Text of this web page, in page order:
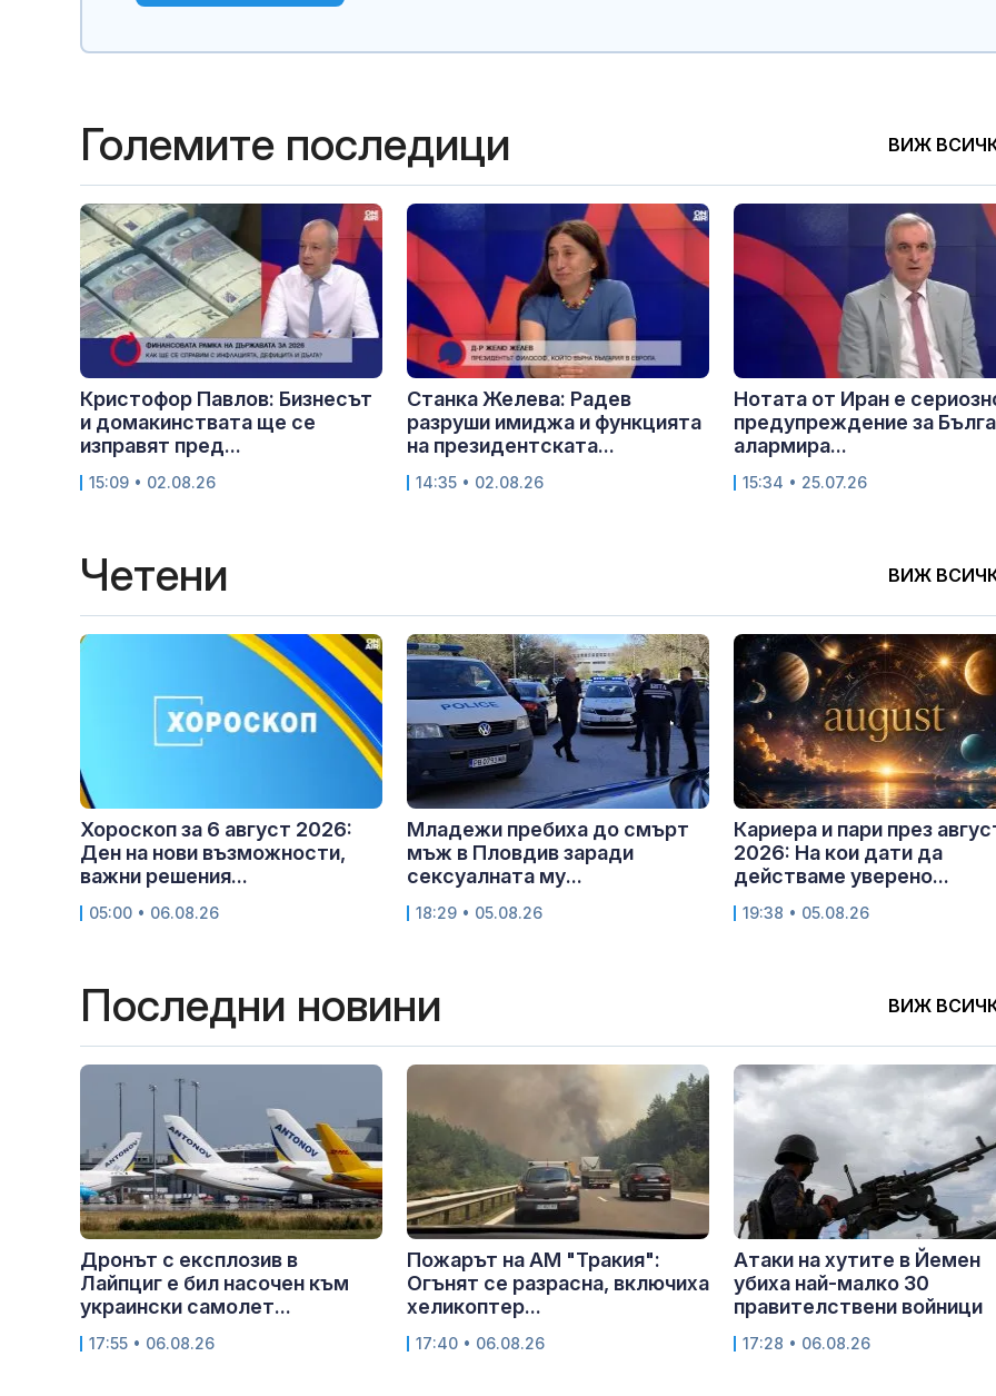
Големите последици ВИЖ
Кристофор Павлов: Бизнесът
и домакинствата ще се
изправят пред...
15:09 • 02.08.26
Станка Желева: Радев
разруши имиджа и функцията
на президентската...
14:35 • 02.08.26
Нотата от Иран е
предупреждение за
алармира...
15:34 • 25.07.26
Четени ВИЖ
Хороскоп за 6 август 2026:
Ден на нови възможности,
важни решения...
05:00 • 06.08.26
Младежи пребиха до смърт
мъж в Пловдив заради
сексуалната му...
18:29 • 05.08.26
Кариера и пари през
2026: На кои дати да
действаме уверено...
19:38 • 05.08.26
Последни новини ВИЖ
Дронът с експлозив в
Лайпциг е бил насочен към
украински самолет...
17:55 • 06.08.26
Пожарът на АМ "Тракия":
Огънят се разрасна, включиха
хеликоптер...
17:40 • 06.08.26
Атаки на хутите в Йемен
убиха най-малко 30
правителствени войници
17:28 • 06.08.26